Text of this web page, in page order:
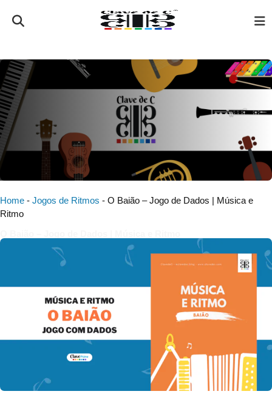
Home - Jogos de Ritmos - O Baião – Jogo de Dados | Música e
Ritmo